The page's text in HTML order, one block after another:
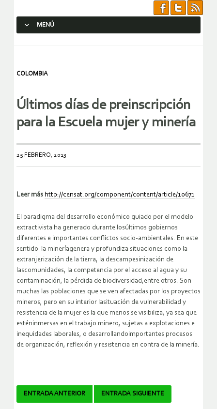
MENÚ
COLOMBIA
Últimos días de preinscripción
para la Escuela mujer y minería
25 FEBRERO, 2013
Leer más http://censat.org/component/content/article/10671
El paradigma del desarrollo económico guiado por el modelo
extractivista ha generado durante losúltimos gobiernos
diferentes e importantes conflictos socio-ambientales. En este
sentido la mineríagenera y profundiza situaciones como la
extranjerización de la tierra, la descampesinización de
lascomunidades, la competencia por el acceso al agua y su
contaminación, la pérdida de biodiversidad,entre otros. Son
muchas las poblaciones que se ven afectadas por los proyectos
mineros, pero en su interior lasituación de vulnerabilidad y
resistencia de la mujer es la que menos se visibiliza, ya sea que
esténinmersas en el trabajo minero, sujetas a explotaciones e
inequidades laborales, o desarrollandoimportantes procesos
de organización, reflexión y resistencia en contra de la minería.
Navegador
ENTRADA ANTERIOR ENTRADA SIGUIENTE